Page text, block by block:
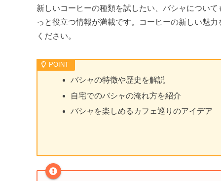
新しいコーヒーの種類を試したい、バシャについ
っと役立つ情報が満載です。コーヒーの新しい魅
ください。
バシャの特徴や歴史を解説
自宅でのバシャの淹れ方を紹介
バシャを楽しめるカフェ巡りのアイデア